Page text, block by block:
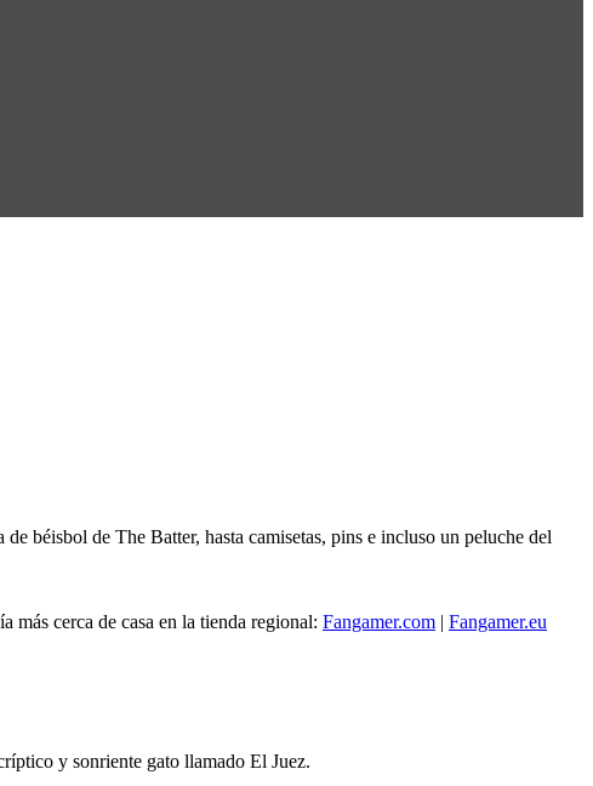
béisbol de The Batter, hasta camisetas, pins e incluso un peluche del
más cerca de casa en la tienda regional: Fangamer.com | Fangamer.eu
y sonriente gato llamado El Juez.